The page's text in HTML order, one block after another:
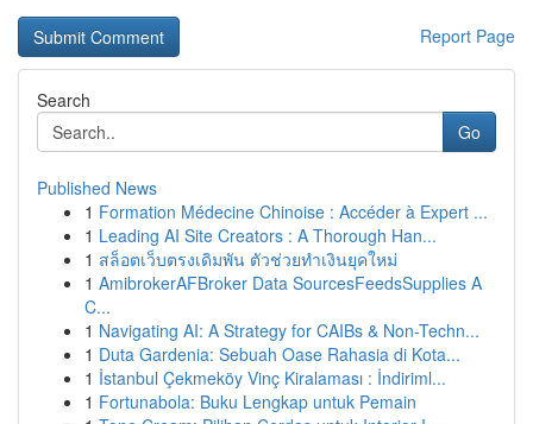
Report Page
Search
Go
Published News
1 Formation Médecine Chinoise : Accéder à Expert ...
1 Leading AI Site Creators : A Thorough Han...
1 สล็อตเว็บตรงเดิมพัน ตัวช่วยทำเงินยุคใหม่
1 AmibrokerAFBroker Data SourcesFeedsSupplies A
C...
1 Navigating AI: A Strategy for CAIBs & Non-Techn...
1 Duta Gardenia: Sebuah Oase Rahasia di Kota...
1 İstanbul Çekmeköy Vinç Kiralaması : İndiriml...
1 Fortunabola: Buku Lengkap untuk Pemain